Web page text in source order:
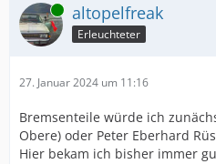
Online altopelfreak
Erleuchteter
27. Januar 2024 um 11:16
Bremsenteile würde ich
Obere) oder Peter Eberhard
Hier bekam ich bisher immer